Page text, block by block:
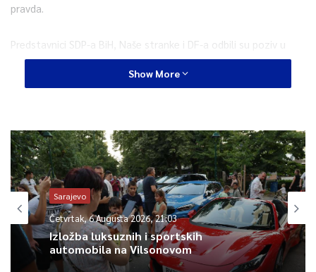
pravda.
Predstavnici SDP-a BiH, Naše stranke i DF-a odbili su poziv u
Neum.
medijacija međunarodnih predstavnika približiti stavove na
posljednjim pregovorima u sada već izbornoj godini.
Oči i uši domaće, ali i međunarodne javnosti usmjerene su u
Neum gdje se u nedjelju očekuje odgovor na pitanje može li
ovaj grad ponuditi politički i izborni sporazum.
Cijeli događaj odvija se iza zatvorenih vrata, potpuno zatvoren
Show More
Sarajevo
Četvrtak, 6 Augusta 2026, 21:03
Izložba luksuznih i sportskih
automobila na Vilsonovom